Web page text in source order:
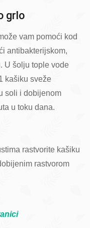
grlo
vam pomoći kod
antibakterijskom,
U šolju tople vode
kašiku sveže
soli i dobijenom
u toku dana.
rastvorite kašiku
rastvorom